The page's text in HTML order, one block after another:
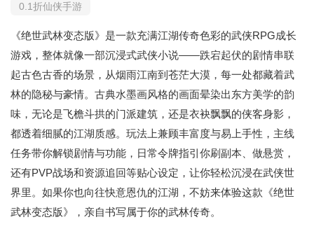
0.1折仙侠手游
《绝世武林变态版》是一款充满江湖传奇色彩的武侠RPG成长
游戏，整体就像一部沉浸式武侠小说——跌宕起伏的剧情串联
起古色古香的场景，从烟雨江南到苍茫大漠，每一处都藏着武
林的隐秘与豪情。古典水墨画风格的画面晕染出东方美学的韵
味，无论是飞檐斗拱的门派建筑，还是衣袂飘飘的侠客身影，
都透着细腻的江湖质感。玩法上兼顾丰富度与易上手性，主线
任务带你解锁剧情与功能，日常令牌指引你刷副本、做悬赏，
还有PVP战场和资源追回等贴心设定，让你轻松沉浸在武侠世
界里。如果你也向往快意恩仇的江湖，不妨来体验这款《绝世
武林变态版》，亲自书写属于你的武林传奇。